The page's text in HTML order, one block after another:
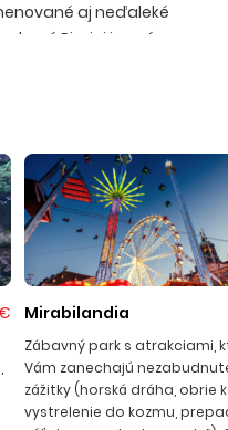
aj neďaleké
Rimini je známe
a pobrežnou
Bellaria, Igea Marina a
ponúkajú nespočetné
zariadení.
obchodíky, miestne
parky vytvárajú
najmä návštevníkov
a vodný park
Pláže sú
a ležadlami, s pozvoľným
Mirabilandia
Zábavný park s atrakciami,
Vám zanechajú
zážitky (horská dráha, obrie
vystrelenie do kozmu,